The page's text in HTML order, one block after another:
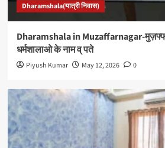
Dharamshala(यात्री निवास)
Dharamshala in Muzaffarnagar-
धर्मशालाओ के नाम व् पते
Piyush Kumar May 12, 2026 0